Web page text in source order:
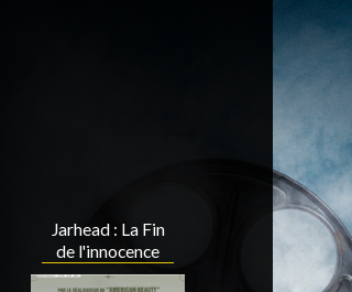
Jarhead : La Fin
de l'innocence